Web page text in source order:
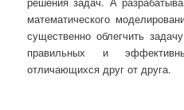
математического
существенно облегчить
правильных и
отличающихся друг от друга.